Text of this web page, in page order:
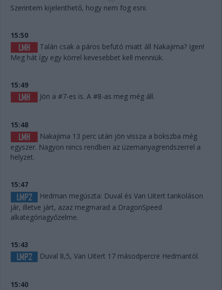
Szerintem kijelenthető, hogy nem fog esni.
15:50
Talán csak a páros befutó miatt áll Nakajima? Igen!
Meg hát így egy körrel kevesebbet kell menniük.
15:49
Jön a #7-es is. A #8-as meg még áll.
15:48
Nakajima 13 perc után jön vissza a bokszba még
egyszer. Nagyon nincs rendben az üzemanyagrendszerrel a
helyzet.
15:47
Hedman megúszta: Duval és Van Uitert tankoláson
jár, illetve járt, azaz megmarad a DragonSpeed
alkategóriagyőzelme.
15:43
Duval 8,5, Van Uitert 17 másodpercre Hedmantól.
15:40